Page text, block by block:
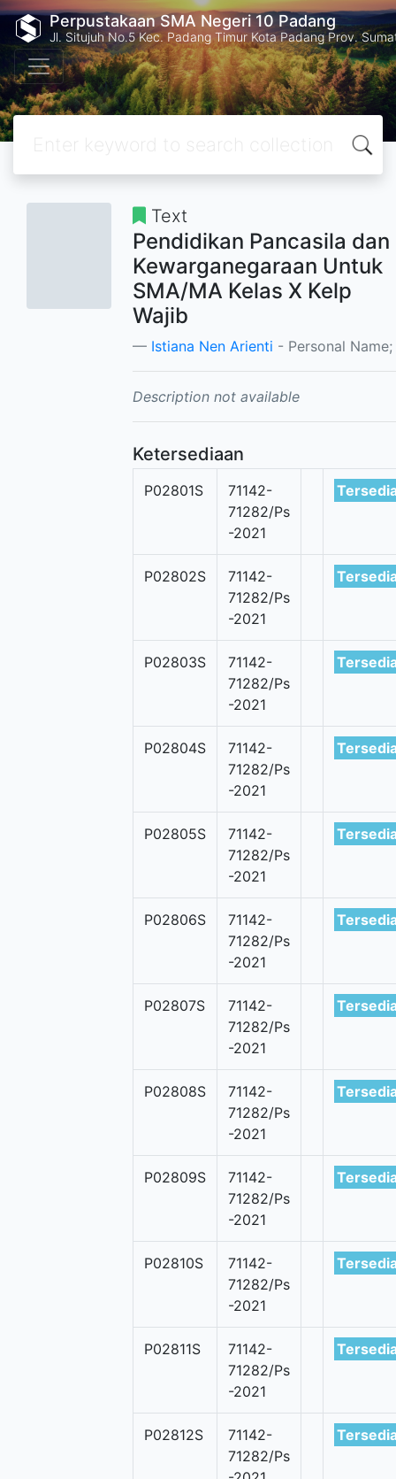
Perpustakaan SMA Negeri 10 Padang
Jl. Situjuh No.5 Kec. Padang Timur Kota Padang Prov.
Text
Pendidikan Pancasila dan
Kewarganegaraan Untuk
SMA/MA Kelas X Kelp
Wajib
Istiana Nen Arienti - Personal Name;
Description not available
Ketersediaan
P02801S
71142-
71282/Ps
-2021
P02802S
71142-
71282/Ps
-2021
P02803S
71142-
71282/Ps
-2021
P02804S
71142-
71282/Ps
-2021
P02805S
71142-
71282/Ps
-2021
P02806S
71142-
71282/Ps
-2021
P02807S
71142-
71282/Ps
-2021
P02808S
71142-
71282/Ps
-2021
P02809S
71142-
71282/Ps
-2021
P02810S
71142-
71282/Ps
-2021
P02811S
71142-
71282/Ps
-2021
P02812S
71142-
71282/Ps